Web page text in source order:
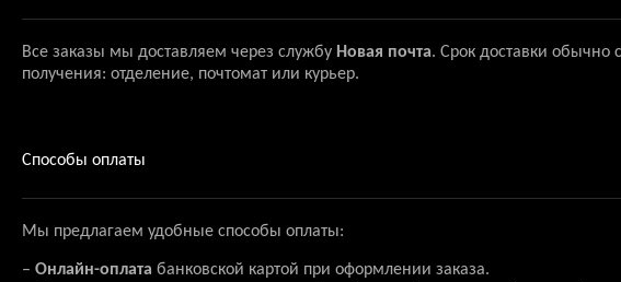
Все заказы мы доставляем через службу Новая почта. Срок доставки обычно
получения: отделение, почтомат или курьер.
Способы оплаты
Мы предлагаем удобные способы оплаты:
– Онлайн-оплата банковской картой при оформлении заказа.